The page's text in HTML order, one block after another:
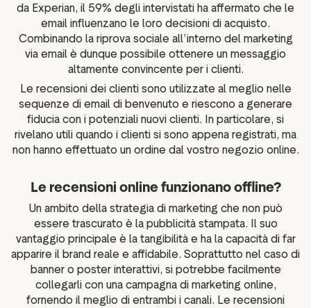
da Experian, il 59% degli intervistati ha affermato che le
email influenzano le loro decisioni di acquisto.
Combinando la riprova sociale all’interno del marketing
via email è dunque possibile ottenere un messaggio
altamente convincente per i clienti.
Le recensioni dei clienti sono utilizzate al meglio nelle
sequenze di email di benvenuto e riescono a generare
fiducia con i potenziali nuovi clienti. In particolare, si
rivelano utili quando i clienti si sono appena registrati, ma
non hanno effettuato un ordine dal vostro negozio online.
Le recensioni online funzionano offline?
Un ambito della strategia di marketing che non può
essere trascurato è la pubblicità stampata. Il suo
vantaggio principale è la tangibilità e ha la capacità di far
apparire il brand reale e affidabile. Soprattutto nel caso di
banner o poster interattivi, si potrebbe facilmente
collegarli con una campagna di marketing online,
fornendo il meglio di entrambi i canali. Le recensioni